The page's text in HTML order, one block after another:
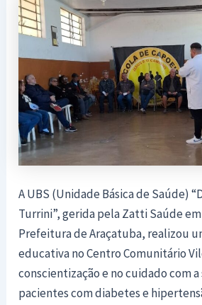
A UBS (Unidade Básica de Saúde)
Turrini”, gerida pela Zatti Saúde
Prefeitura de Araçatuba, realizou
educativa no Centro Comunitário
conscientização e no cuidado com
pacientes com diabetes e